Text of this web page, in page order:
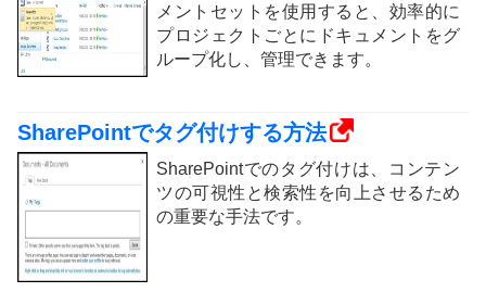
メントセットを使用すると、効率的に
プロジェクトごとにドキュメントをグ
ループ化し、管理できます。
SharePointでタグ付けする方法
SharePointでのタグ付けは、コンテン
ツの可視性と検索性を向上させるため
の重要な手法です。